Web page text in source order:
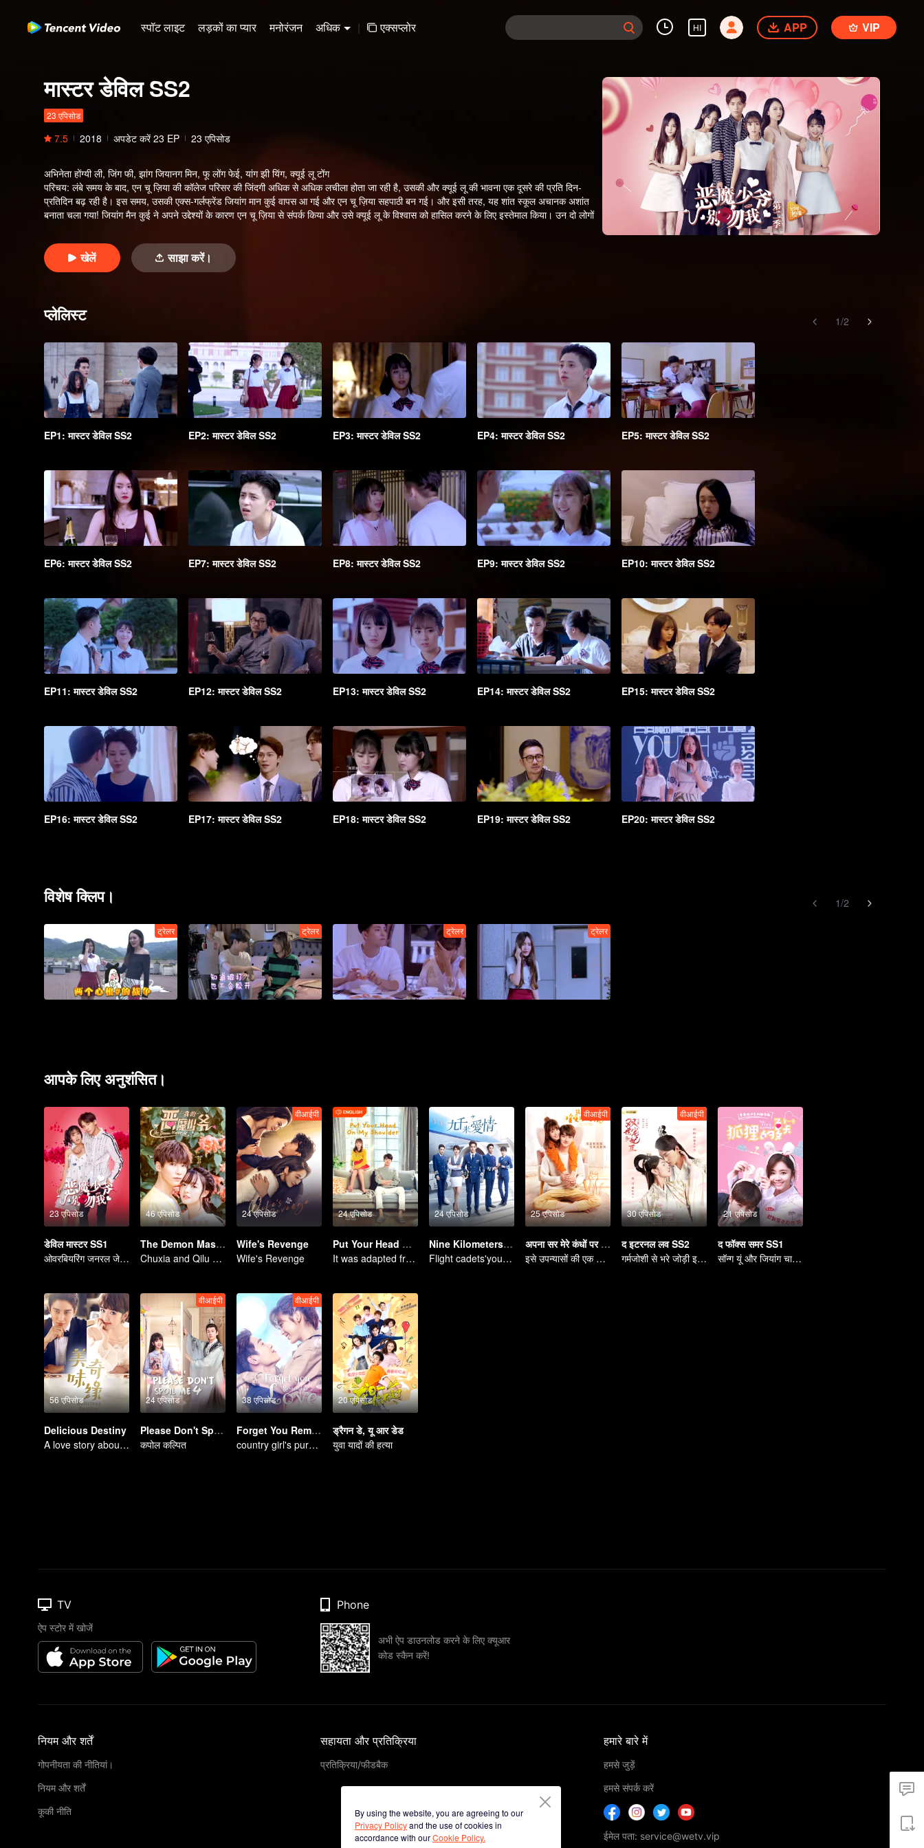
स्पॉट लाइट लड़कों का प्यार मनोरंजन अधिक | एक्सप्लोर HI APP VIP
मास्टर डेविल SS2
23 एपिसोड
7.5 2018 अपडेट करें 23 EP 23 एपिसोड
अभिनेता होंग्यी ली, जिंग फी, झांग जियानग मिन, फू लोंग फेई, यांग झी यिंग, क्यूई लू टोंग
परिचय: लंबे समय के बाद, एन चू ज़िया की कॉलेज परिसर की जिंदगी अधिक से अधिक लचीला होता जा रही है, उसकी और क्यूई लू की भावना एक दूसरे की प्रति दिन-
प्रतिदिन बढ़ रही है। इस समय, उसकी एक्स-गर्लफ्रेंड जियांग मान कुई वापस आ गई और एन चू ज़िया सहपाठी बन गई। और इसी तरह, यह शांत स्कूल अचानक अशांत
बनाता चला गया! जियांग मैन कुई ने अपने उद्देश्यों के कारण एन चू ज़िया से संपर्क किया और उसे क्यूई लू के विश्वास को हासिल करने के लिए इस्तेमाल किया। उन दो लोगों
पर, चू ज़िया ने प्रतियोगिता के लिए साइन अप करने और अपने सपने को बहादुरी से आगे बढ़ाने का फैसला किया। उसके दिल में एक संदेह के साथ क्यूई लू ने सोचा कि चू
ज़िया उसे छोड़ देगा ठीक उसी तरह जिस तरह जियांग मान ने कुई को छोड़ा था। इसलिए उसने सब को खुद से अलग कर लिया।
खेलें साझा करें।
प्लेलिस्ट 1/2
EP1: मास्टर डेविल SS2 EP2: मास्टर डेविल SS2 EP3: मास्टर डेविल SS2 EP4: मास्टर डेविल SS2 EP5: मास्टर डेविल SS2
EP6: मास्टर डेविल SS2 EP7: मास्टर डेविल SS2 EP8: मास्टर डेविल SS2 EP9: मास्टर डेविल SS2 EP10: मास्टर डेविल SS2
EP11: मास्टर डेविल SS2 EP12: मास्टर डेविल SS2 EP13: मास्टर डेविल SS2 EP14: मास्टर डेविल SS2 EP15: मास्टर डेविल SS2
EP16: मास्टर डेविल SS2 EP17: मास्टर डेविल SS2 EP18: मास्टर डेविल SS2 EP19: मास्टर डेविल SS2 EP20: मास्टर डेविल SS2
विशेष क्लिप। 1/2
ट्रेलर ट्रेलर ट्रेलर ट्रेलर
आपके लिए अनुशंसित।
23 एपिसोड
डेविल मास्टर SS1
ओवरबियरिंग जनरल जेड बॉस का प्यारा प्रेम नाटक
46 एपिसोड
The Demon Master
Chuxia and Qilu sweet couple come back again
24 एपिसोड
वीआईपी
Wife's Revenge
Wife's Revenge
24 एपिसोड
Put Your Head On My Shoulder (Eng Dub)
It was adapted from the same series of novels as "A Love so Beautiful"
24 एपिसोड
Nine Kilometers of Love
Flight cadets'youth dream-driven journey
25 एपिसोड
वीआईपी
अपना सर मेरे कंधों पर रख लो।
इसे उपन्यासों की एक ही श्रृंखला "एक बहुत खूबसूरत प्यार" से लिया गया है।
30 एपिसोड
वीआईपी
द इटरनल लव SS2
गर्मजोशी से भरे जोड़ी इतने प्यारे हैं
21 एपिसोड
द फॉक्स समर SS1
सॉन्ग यूं और जियांग चाओ की रोमांटिक कॉमेडी लव स्टोरी
56 एपिसोड
Delicious Destiny
A love story about the love-hate relationship between Mike and Mao Xiaotong.
24 एपिसोड
वीआईपी
Please Don't Spoil Me S4
कपोल कल्पित
38 एपिसोड
वीआईपी
Forget You Remember Love
country girl's pure and fresh love
20 एपिसोड
ड्रैगन डे, यू आर डेड
युवा यादों की हत्या
By using the website, you are agreeing to our
Privacy Policyand the use of cookies in
accordance with ourCookie Policy.
TV
ऐप स्टोर में खोजें
Phone
अभी ऐप डाउनलोड करने के लिए क्यूआर
कोड स्कैन करें!
नियम और शर्तें
गोपनीयता की नीतियां।
नियम और शर्तें
कूकी नीति
सहायता और प्रतिक्रिया
प्रतिक्रिया/फीडबैक
हमारे बारे में
हमसे जुड़ें
हमसे संपर्क करें
ईमेल पता: service@wetv.vip